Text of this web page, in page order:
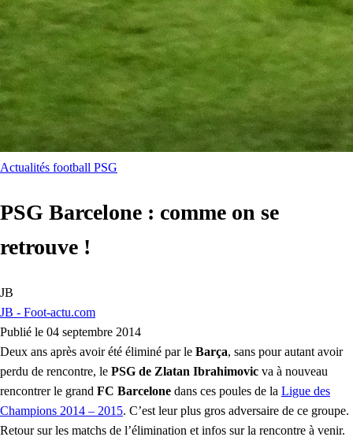
Actualités football PSG
PSG Barcelone : comme on se
retrouve !
JB
JB - Foot-actu.com
Publié le 04 septembre 2014
Deux ans après avoir été éliminé par le Barça, sans pour autant avoir
perdu de rencontre, le PSG de Zlatan Ibrahimovic va à nouveau
rencontrer le grand FC Barcelone dans ces poules de la Ligue des
Champions 2014 – 2015. C’est leur plus gros adversaire de ce groupe.
Retour sur les matchs de l’élimination et infos sur la rencontre à venir.